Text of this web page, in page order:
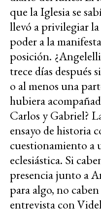
que la Iglesia se
llevó a privilegiar
poder a la
posición.
trece días después
o al menos una
hubiera
Carlos y Gabriel?
ensayo de historia
cuestionamiento a
eclesiástica. Si
presencia junto a
para algo, no
entrevista con